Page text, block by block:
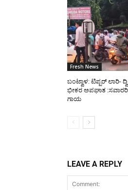
Fresh News
ಬಂಟ್ವಾಳ: ಟಿಪ್ಪರ್ ಲಾರಿ-
ಭೀಕರ ಅಪಘಾತ
ಗಾಯ
LEAVE A REPLY